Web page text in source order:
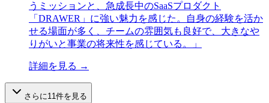
うミッションと、急成長中のSaaSプロダクト
「DRAWER」に強い魅力を感じた。自身の経験を活か
せる場面が多く、チームの雰囲気も良好で、大きなや
りがいと事業の将来性を感じている。
」
詳細を見る →
さらに11件を見る